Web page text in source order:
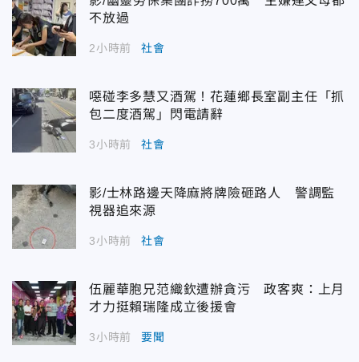
不放過
2小時前 社會
噁碰李多慧又酒駕！花蓮鄉長室副主任「抓
包二度酒駕」閃電請辭
3小時前 社會
影/士林路邊天降麻將牌險砸路人 警調監
視器追來源
3小時前 社會
伍麗華胞兄范織欽遭辦貪污 政客爽：上月
才力挺賴瑞隆成立後援會
3小時前 要聞